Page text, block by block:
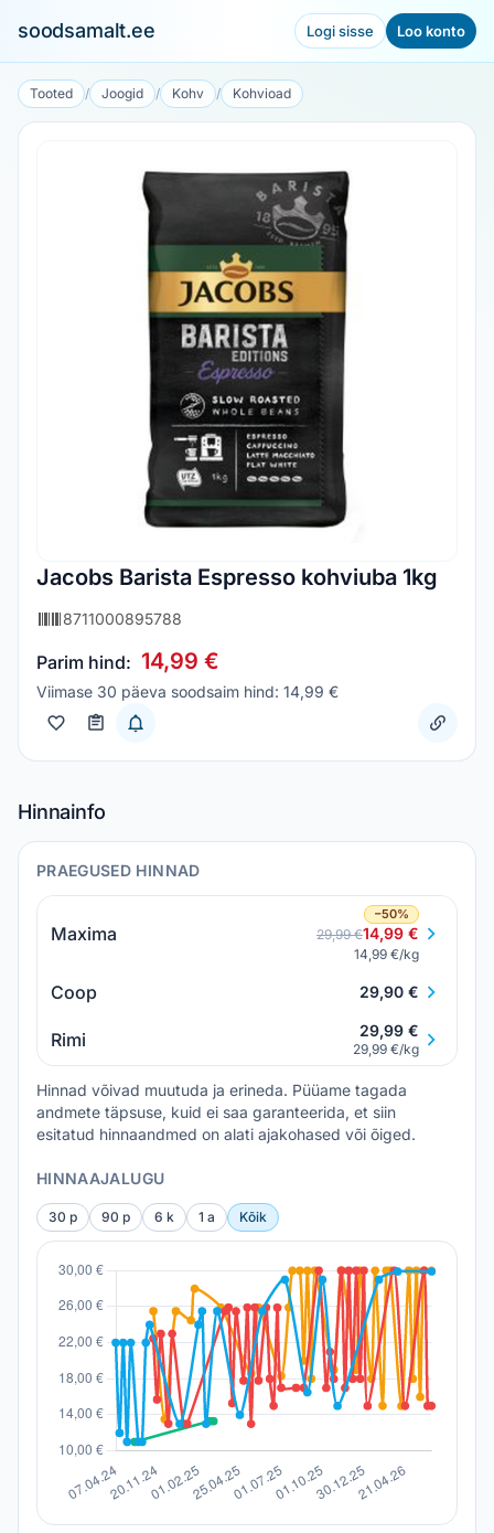
soodsamalt.ee Logi sisse Loo konto
Tooted / Joogid / Kohv / Kohvioad
Jacobs Barista Espresso kohviuba 1kg
8711000895788
Parim hind: 14,99 €
Viimase 30 päeva soodsaim hind: 14,99 €
Hinnainfo
PRAEGUSED HINNAD
Maxima
−50%
29,99 €14,99 €
14,99 €/kg
Coop 29,90 €
Rimi 29,99 €
29,99 €/kg
Hinnad võivad muutuda ja erineda. Püüame tagada
andmete täpsuse, kuid ei saa garanteerida, et siin
esitatud hinnaandmed on alati ajakohased või õiged.
HINNAAJALUGU
30 p 90 p 6 k 1 a Kõik